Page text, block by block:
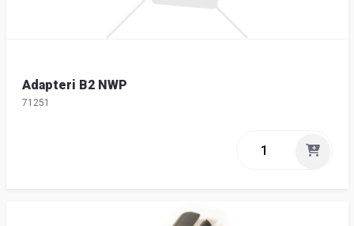
Adapteri B2 NWP
71251